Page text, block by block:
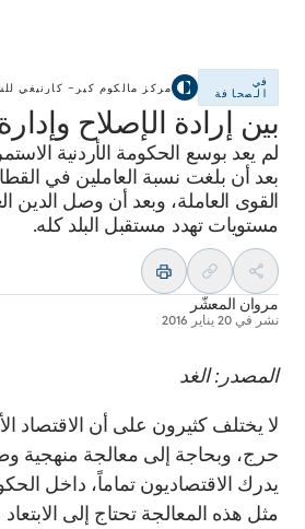
في
الصحافة
مركز مالكوم كير– كارنيغي
بين إرادة الإصلاح وإدارة
لم يعد بوسع الحكومة الأردنية
القوى العاملة، وبعد أن وصل الدين
مستويات تهدد مستقبل البلد كله.
مروان المعشّر
نشر في 20 يناير 2016
المصدر: الغد
لا يختلف كثيرون على أن الاقتصاد
حرج، وبحاجة إلى معالجة منهجية
يدرك الاقتصاديون تماماً، داخل
مثل هذه المعالجة تحتاج إلى